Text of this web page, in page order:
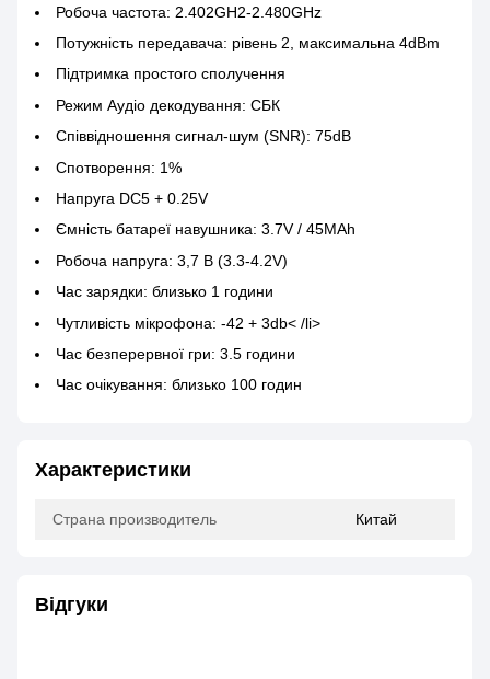
Робоча частота: 2.402GH2-2.480GHz
Потужність передавача: рівень 2, максимальна 4dBm
Підтримка простого сполучення
Режим Аудіо декодування: СБК
Співвідношення сигнал-шум (SNR): 75dB
Спотворення: 1%
Напруга DC5 + 0.25V
Ємність батареї навушника: 3.7V / 45MAh
Робоча напруга: 3,7 В (3.3-4.2V)
Час зарядки: близько 1 години
Чутливість мікрофона: -42 + 3db< /li>
Час безперервної гри: 3.5 години
Час очікування: близько 100 годин
Характеристики
Страна производитель Китай
Відгуки